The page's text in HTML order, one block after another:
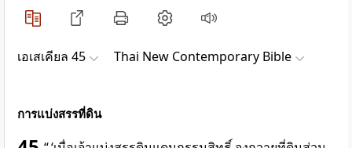
เอเสเคียล 45 Thai New Contemporary Bible
การแบ่งสรรที่ดิน